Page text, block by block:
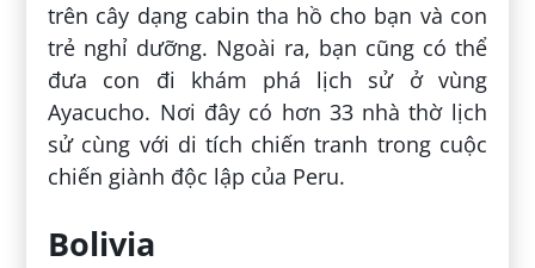
trên cây dạng cabin tha hồ cho bạn và con
trẻ nghỉ dưỡng. Ngoài ra, bạn cũng có thể
đưa con đi khám phá lịch sử ở vùng
Ayacucho. Nơi đây có hơn 33 nhà thờ lịch
sử cùng với di tích chiến tranh trong cuộc
chiến giành độc lập của Peru.
Bolivia